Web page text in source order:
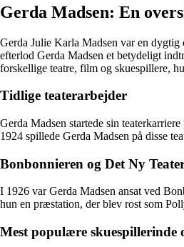
Gerda Madsen: En
Gerda Julie Karla Madsen var en
efterlod Gerda Madsen et betydeligt
forskellige teatre, film og skuespillere,
Tidlige teaterarbejder
Gerda Madsen startede sin
1924 spillede Gerda Madsen på disse
Bonbonnieren og Det Ny
I 1926 var Gerda Madsen ansat ved
hun en præstation, der blev rost som
Mest populære skuespillerinde